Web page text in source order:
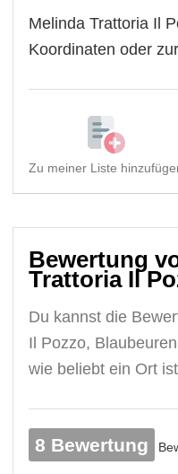
Melinda Trattoria Il
Koordinaten oder
Zu meiner Liste
Bewertung
Trattoria Il
Du kannst die
Il Pozzo,
wie beliebt ein Ort
8 Bewertung